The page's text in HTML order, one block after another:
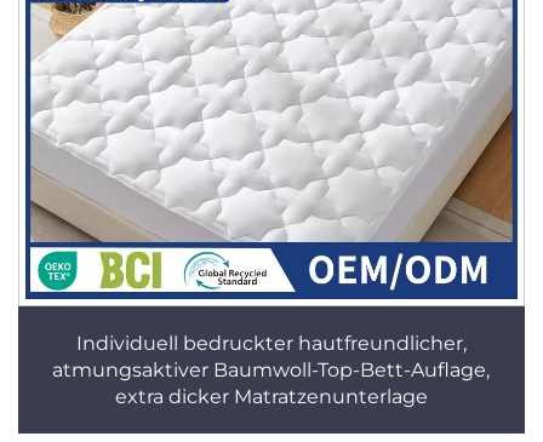
Individuell bedruckter hautfreundlicher,
atmungsaktiver Baumwoll-Top-Bett-Auflage,
extra dicker Matratzenunterlage